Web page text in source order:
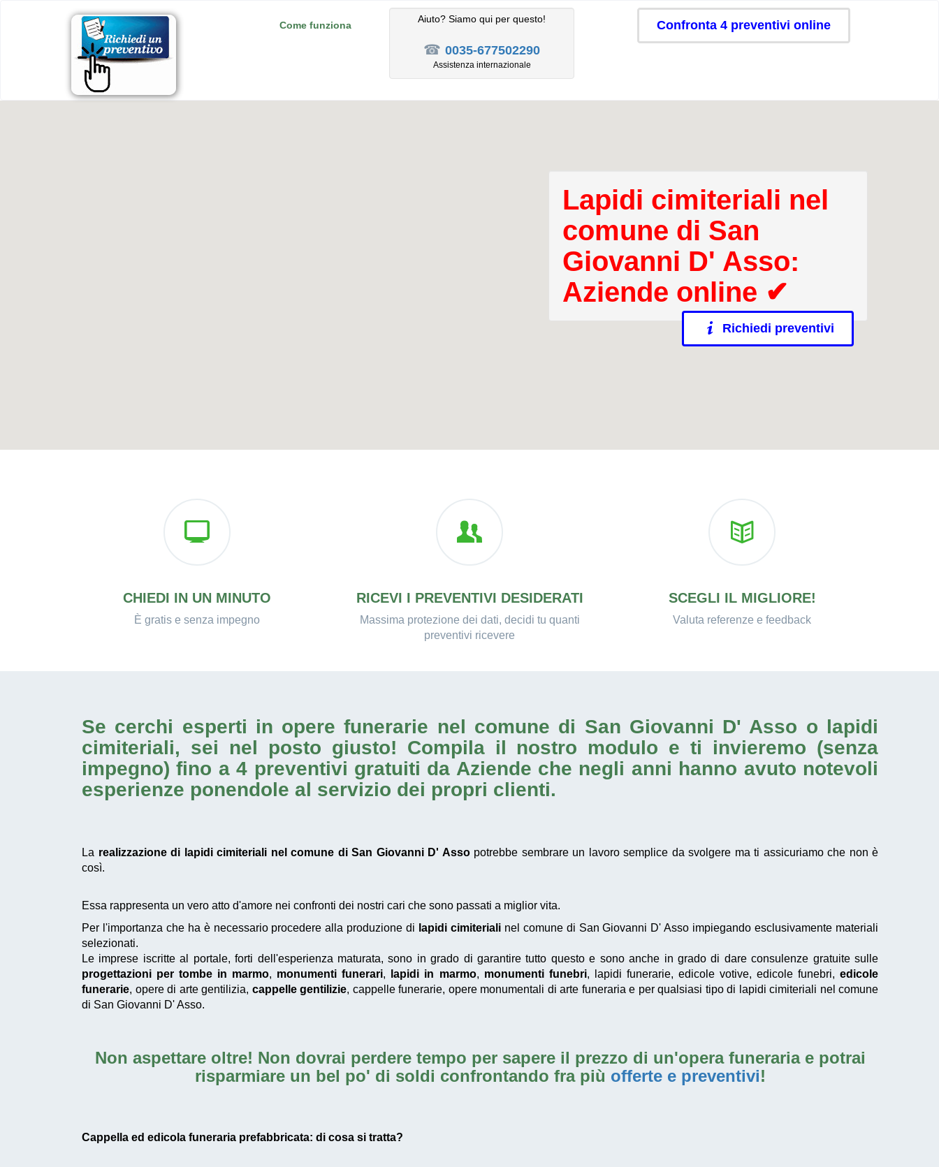
Come funziona
Aiuto? Siamo qui per questo!
☎ 0035-677502290
Assistenza internazionale
Confronta 4 preventivi online
Lapidi cimiteriali nel
comune di San
Giovanni D' Asso:
Aziende online ✔
Richiedi preventivi
CHIEDI IN UN MINUTO
È gratis e senza impegno
RICEVI I PREVENTIVI DESIDERATI
Massima protezione dei dati, decidi tu quanti
preventivi ricevere
SCEGLI IL MIGLIORE!
Valuta referenze e feedback
Se cerchi esperti in opere funerarie nel comune di San Giovanni D' Asso o lapidi
cimiteriali, sei nel posto giusto! Compila il nostro modulo e ti invieremo (senza
impegno) fino a 4 preventivi gratuiti da Aziende che negli anni hanno avuto notevoli
esperienze ponendole al servizio dei propri clienti.
La realizzazione di lapidi cimiteriali nel comune di San Giovanni D' Assopotrebbe sembrare un lavoro semplice da svolgere ma ti assicuriamo che non è
così.
Essa rappresenta un vero atto d'amore nei confronti dei nostri cari che sono passati a miglior vita.
Per l'importanza che ha è necessario procedere alla produzione di lapidi cimiterialinel comune di San Giovanni D' Asso impiegando esclusivamente materiali
selezionati.
Le imprese iscritte al portale, forti dell'esperienza maturata, sono in grado di garantire tutto questo e sono anche in grado di dare consulenze gratuite sulle
progettazioni per tombe in marmo, monumenti funerari, lapidi in marmo, monumenti funebri, lapidi funerarie, edicole votive, edicole funebri,edicole
funerarie, opere di arte gentilizia, cappelle gentilizie, cappelle funerarie, opere monumentali di arte funeraria e per qualsiasi tipo di lapidi cimiteriali nel comune
di San Giovanni D' Asso.
Non aspettare oltre! Non dovrai perdere tempo per sapere il prezzo di un'opera funeraria e potrai
risparmiare un bel po' di soldi confrontando fra più offerte e preventivi!
Cappella ed edicola funeraria prefabbricata: di cosa si tratta?